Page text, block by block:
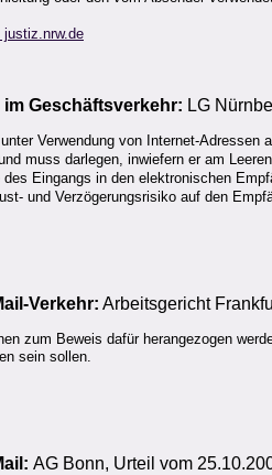
justiz.nrw.de
Geschäftsverkehr: LG
Verwendung von Internet-
muss darlegen, inwiefern er am
Eingangs in den elektronischen
und Verzögerungsrisiko auf den
Verkehr: Arbeitsgericht
zum Beweis dafür herangezogen
sein sollen.
AG Bonn, Urteil vom